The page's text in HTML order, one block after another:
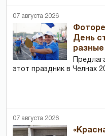
07 августа 2026
День
этот праздник в Челнах
07 августа 2026